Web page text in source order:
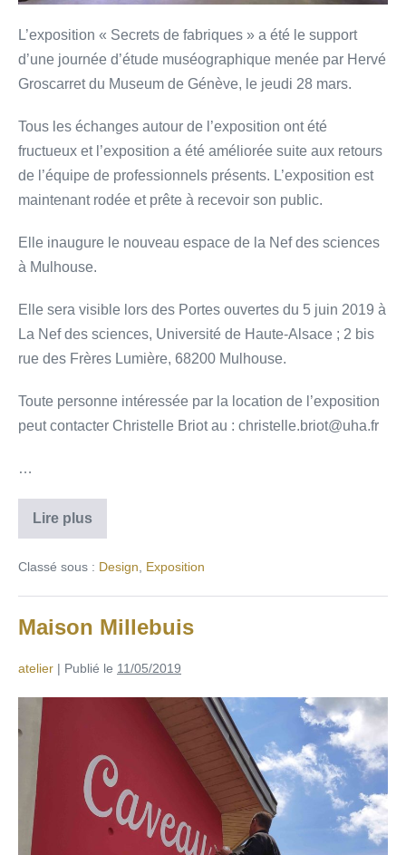
L’exposition « Secrets de fabriques » a été le support
d’une journée d’étude muséographique menée par Hervé
Groscarret du Museum de Génève, le jeudi 28 mars.
Tous les échanges autour de l’exposition ont été
fructueux et l’exposition a été améliorée suite aux retours
de l’équipe de professionnels présents. L’exposition est
maintenant rodée et prête à recevoir son public.
Elle inaugure le nouveau espace de la Nef des sciences
à Mulhouse.
Elle sera visible lors des Portes ouvertes du 5 juin 2019 à
La Nef des sciences, Université de Haute-Alsace ; 2 bis
rue des Frères Lumière, 68200 Mulhouse.
Toute personne intéressée par la location de l’exposition
peut contacter Christelle Briot au : christelle.briot@uha.fr
…
Lire plus
Classé sous : Design Exposition
Maison Millebuis
atelier | Publié le 11/05/2019